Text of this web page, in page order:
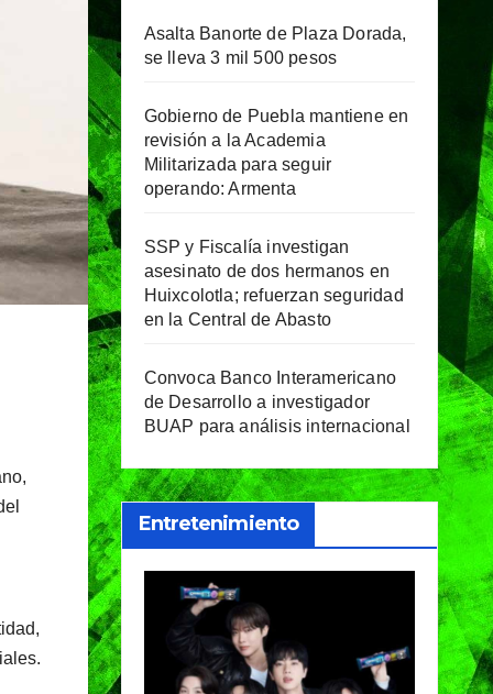
Asalta Banorte de Plaza Dorada,
se lleva 3 mil 500 pesos
Gobierno de Puebla mantiene en
revisión a la Academia
Militarizada para seguir
operando: Armenta
SSP y Fiscalía investigan
asesinato de dos hermanos en
Huixcolotla; refuerzan seguridad
en la Central de Abasto
Convoca Banco Interamericano
de Desarrollo a investigador
BUAP para análisis internacional
Entretenimiento